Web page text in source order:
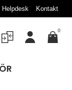
Helpdesk Kontakt
Mein
0